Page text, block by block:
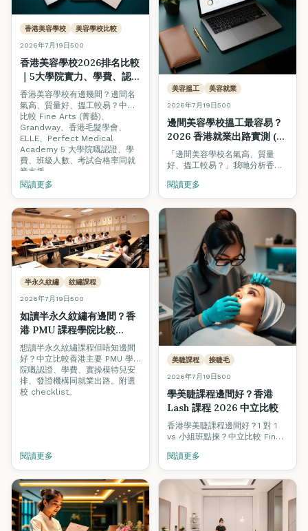
香港美容學校 美容學校比較
2026年7月19日500
香港美容學校2026排名比較
｜5大學院實力、學費、認
證、搵工支援全面對照
香港美容學校有邊幾間？邊間名
氣高、質量好、搵工較易？中立
比較 Fine Arts (菁藝)、
Grandway、香港毛髮學會、
ELLE、Perfect Medical
Academy 5 大學院嘅認證、學
費、班級人數、考試合格率同就
業支援。
閱讀更多
美容搵工 美容就業
2026年7月19日500
邊間美容學校搵工最容易？
2026 香港就業出路實測 (附
即時招聘數據)
「邊間美容學校名氣高、質量
好、搵工較易？」我哋分析香港
主真正要求邊種認證，並比較各
學院嘅就業支援模式。
閱讀更多
半永久紋繡 紋繡課程
2026年7月19日500
如讀半永久紋繡有邊間？香
港 PMU 課程學院比較
2026
想讀半永久紋繡課程但唔知邊間
好？中立比較香港主要 PMU 學
院嘅認證、學費、實操模特兒安
排、發證機構同就業出路。附選
校 checklist。
閱讀更多
美睫課程 接睫毛
2026年7月19日500
學美睫課程邊間好？香港
Lash 課程 2026 中立比較
香港學美睫課程邊間好？1 對 1
vs 小組班點揀？中立比較 Fine
等 lash 課程學費、真人模特
兒、認證、實習睫毛量、就業支
援。
閱讀更多